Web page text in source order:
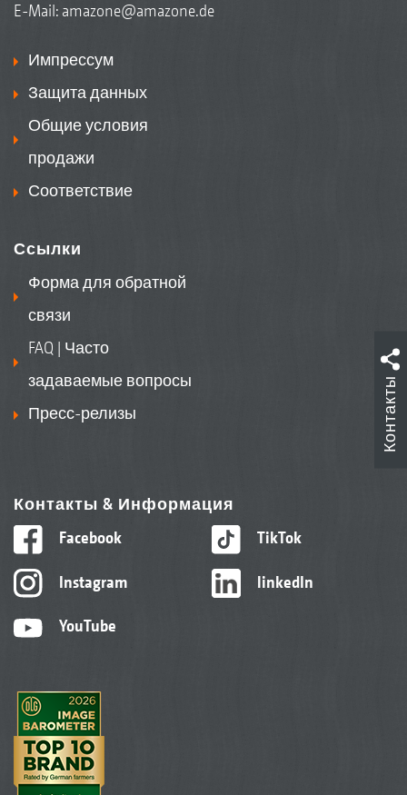
E-Mail: amazone@amazone.de
Импрессум
Защита данных
Общие условия
продажи
Соответствие
Ссылки
Форма для обратной
связи
FAQ | Часто
задаваемые вопросы
Пресс-релизы
Контакты & Информация
Facebook
Instagram
YouTube
TikTok
linkedIn
Контакты